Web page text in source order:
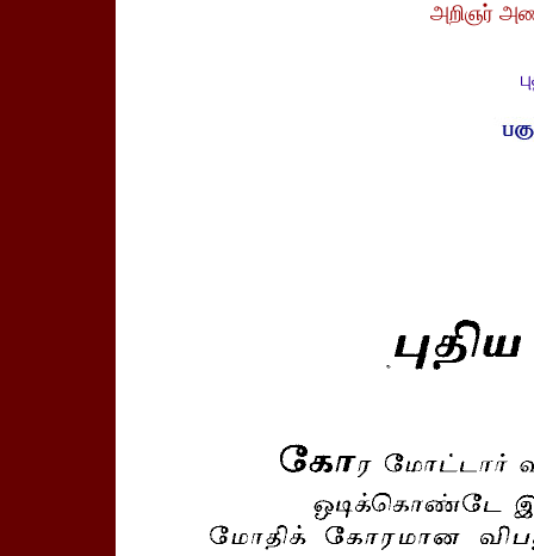
அறிஞர்